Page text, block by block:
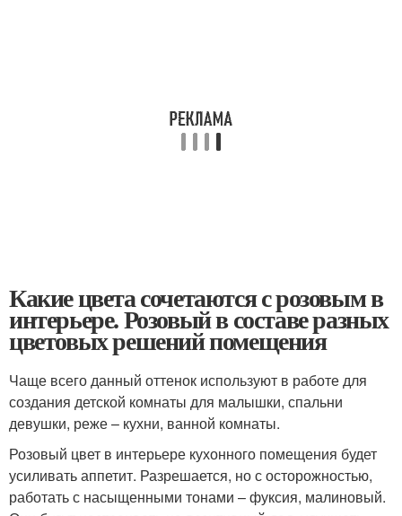
Какие цвета сочетаются с розовым в
интерьере. Розовый в составе разных
цветовых решений помещения
Чаще всего данный оттенок используют в работе для
создания детской комнаты для малышки, спальни
девушки, реже – кухни, ванной комнаты.
Розовый цвет в интерьере кухонного помещения будет
усиливать аппетит. Разрешается, но с осторожностью,
работать с насыщенными тонами – фуксия, малиновый.